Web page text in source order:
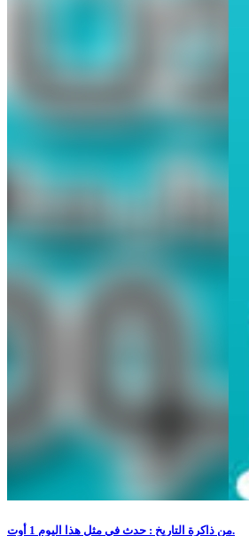
من ذاكرة التاريخ : حدث في مثل هذا اليوم 1 أوت.